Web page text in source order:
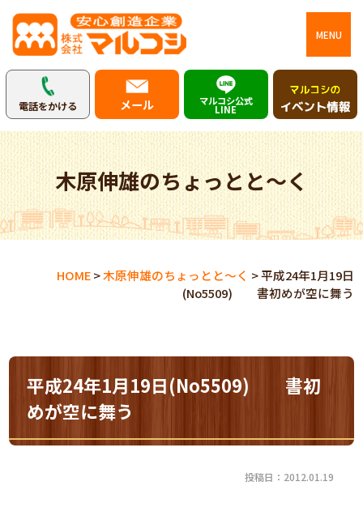
MENU
電話をかける メール マルコシ公式
LINE
木原伸雄のちょっとと～く
HOME>木原伸雄のちょっとと～く >平成24年1月19日
(No5509) 書初めが空に舞う
平成24年1月19日(No5509) 書初
めが空に舞う
投稿日：2012.01.19